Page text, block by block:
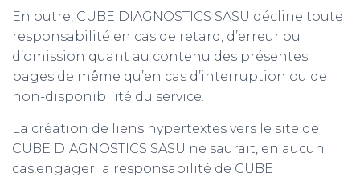
En outre, CUBE DIAGNOSTICS SASU décline toute
responsabilité en cas de retard, d’erreur ou
d’omission quant au contenu des présentes
pages de même qu’en cas d’interruption ou de
non-disponibilité du service.
La création de liens hypertextes vers le site de
CUBE DIAGNOSTICS SASU ne saurait, en aucun
cas,engager la responsabilité de CUBE